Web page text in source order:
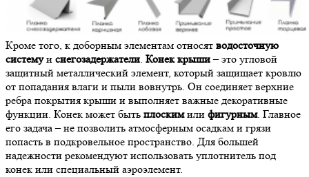
Кроме того, к доборным элементам относят водосточную
системуи снегозадержатели. Конек крыши– это угловой
защитный металлический элемент, который защищает кровлю
от попадания влаги и пыли вовнутрь. Он соединяет верхние
ребра покрытия крыши и выполняет важные декоративные
функции. Конек может быть плоскимили фигурным. Главное
его задача – не позволить атмосферным осадкам и грязи
попасть в подкровельное пространство. Для большей
надежности рекомендуют использовать уплотнитель под
конек или специальный аэроэлемент.